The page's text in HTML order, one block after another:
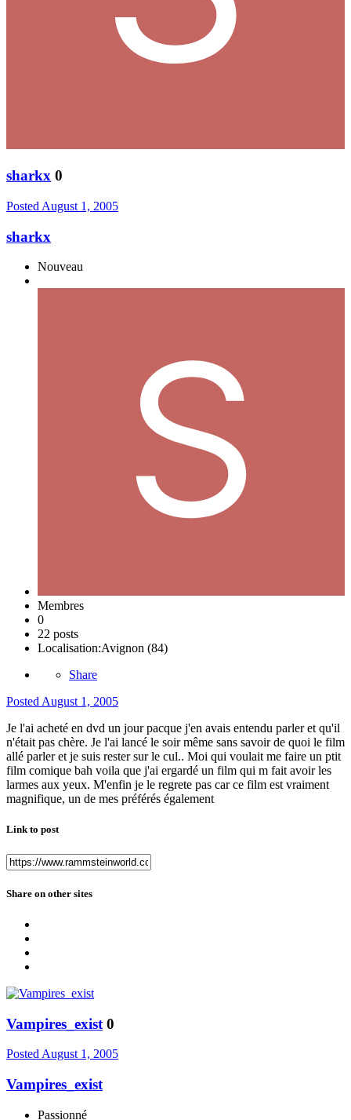
sharkx 0
Posted August 1, 2005
sharkx
Nouveau
Membres
0
22 posts
Localisation:Avignon (84)
Share
Posted August 1, 2005
Je l'ai acheté en dvd un jour pacque j'en avais entendu parler et qu'il
n'était pas chère. Je l'ai lancé le soir même sans savoir de quoi le film
allé parler et je suis rester sur le cul.. Moi qui voulait me faire un ptit
film comique bah voila que j'ai ergardé un film qui m fait avoir les
larmes aux yeux. M'enfin je le regrete pas car ce film est vraiment
magnifique, un de mes préférés également
Link to post
Share on other sites
Vampires_exist 0
PostedAugust 1, 2005
Vampires_exist
Passionné